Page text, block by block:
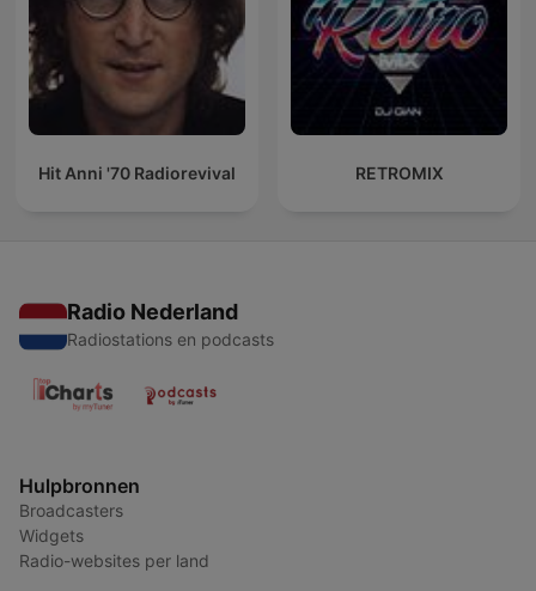
Hit Anni '70 Radiorevival RETROMIX
Radio Nederland
Radiostations en podcasts
Hulpbronnen
Broadcasters
Widgets
Radio-websites per land